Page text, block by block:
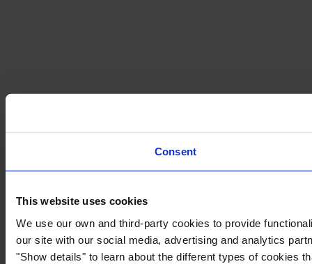
Consent
This website uses cookies
We use our own and third-party cookies to provide
our site with our social media, advertising and analytics
"Show details" to learn about the different types of cookies